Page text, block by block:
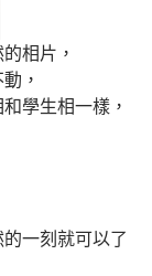
相片，
，
學生相一樣，
一刻就可以了